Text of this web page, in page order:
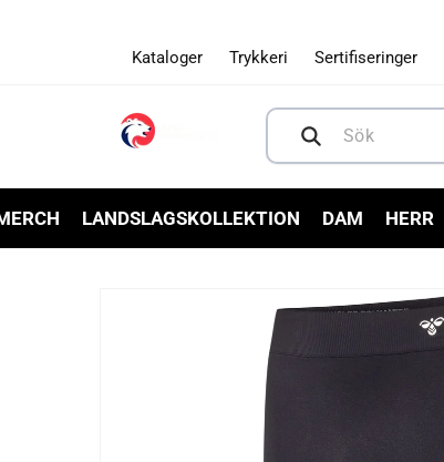
Kataloger Trykkeri Sertifiseringer
Sök
LANDSLAGSKOLLEKTION DAM HERR